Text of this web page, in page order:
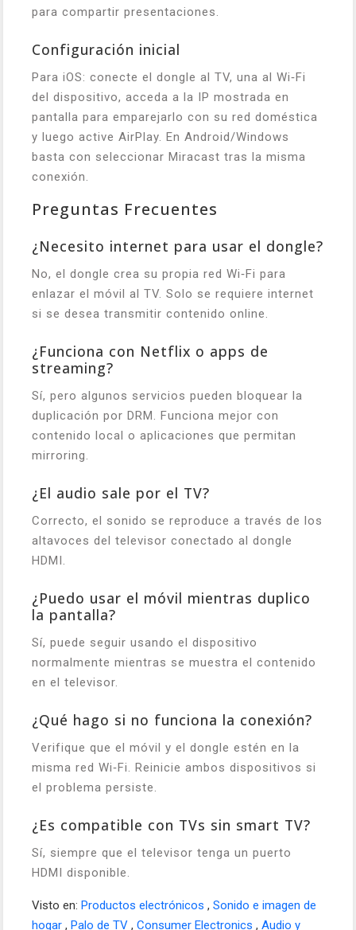
para compartir presentaciones.
Configuración inicial
Para iOS: conecte el dongle al TV, una al Wi‑Fi
del dispositivo, acceda a la IP mostrada en
pantalla para emparejarlo con su red doméstica
y luego active AirPlay. En Android/Windows
basta con seleccionar Miracast tras la misma
conexión.
Preguntas Frecuentes
¿Necesito internet para usar el dongle?
No, el dongle crea su propia red Wi‑Fi para
enlazar el móvil al TV. Solo se requiere internet
si se desea transmitir contenido online.
¿Funciona con Netflix o apps de
streaming?
Sí, pero algunos servicios pueden bloquear la
duplicación por DRM. Funciona mejor con
contenido local o aplicaciones que permitan
mirroring.
¿El audio sale por el TV?
Correcto, el sonido se reproduce a través de los
altavoces del televisor conectado al dongle
HDMI.
¿Puedo usar el móvil mientras duplico
la pantalla?
Sí, puede seguir usando el dispositivo
normalmente mientras se muestra el contenido
en el televisor.
¿Qué hago si no funciona la conexión?
Verifique que el móvil y el dongle estén en la
misma red Wi‑Fi. Reinicie ambos dispositivos si
el problema persiste.
¿Es compatible con TVs sin smart TV?
Sí, siempre que el televisor tenga un puerto
HDMI disponible.
Visto en: Productos electrónicos , Sonido e imagen de
hogar , Palo de TV , Consumer Electronics , Audio y